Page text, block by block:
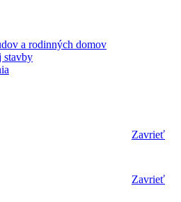
a rodinných domov
stavby
Zavrieť
Zavrieť